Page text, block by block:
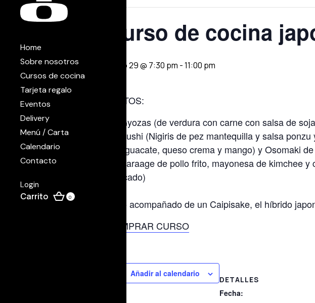
Home
Sobre nosotros
Cursos de cocina
Tarjeta regalo
Eventos
Delivery
Menú / Carta
Calendario
Contacto
Login
0
Curso de cocina
mayo 29 @ 7:30 pm -11:00 pm
PLATOS:
Gyozas (de verdura con carne con salsa de
Sushi (Nigiris de pez mantequilla y salsa
de aguacate, queso crema y mango) y Osomaki
Karaage de pollo frito, mayonesa de kimchee
mercado)
Todo acompañado de un Caipisake, el híbrido
COMPRAR CURSO
Añadir al calendario
DETALLES
Fecha: